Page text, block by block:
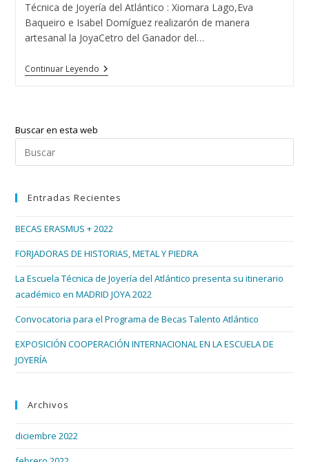
Técnica de Joyería del Atlántico : Xiomara Lago,Eva
Baqueiro e Isabel Domíguez realizarón de manera
artesanal la JoyaCetro del Ganador del…
Continuar LeyendoEl
Guapo
Las
De
Atlántico
Buscar en esta web
Entradas Recientes
BECAS ERASMUS + 2022
FORJADORAS DE HISTORIAS, METAL Y PIEDRA
La Escuela Técnica de Joyería del Atlántico presenta su itinerario
académico en MADRID JOYA 2022
Convocatoria para el Programa de Becas Talento Atlántico
EXPOSICIÓN COOPERACIÓN INTERNACIONAL EN LA ESCUELA DE
JOYERÍA
Archivos
diciembre 2022